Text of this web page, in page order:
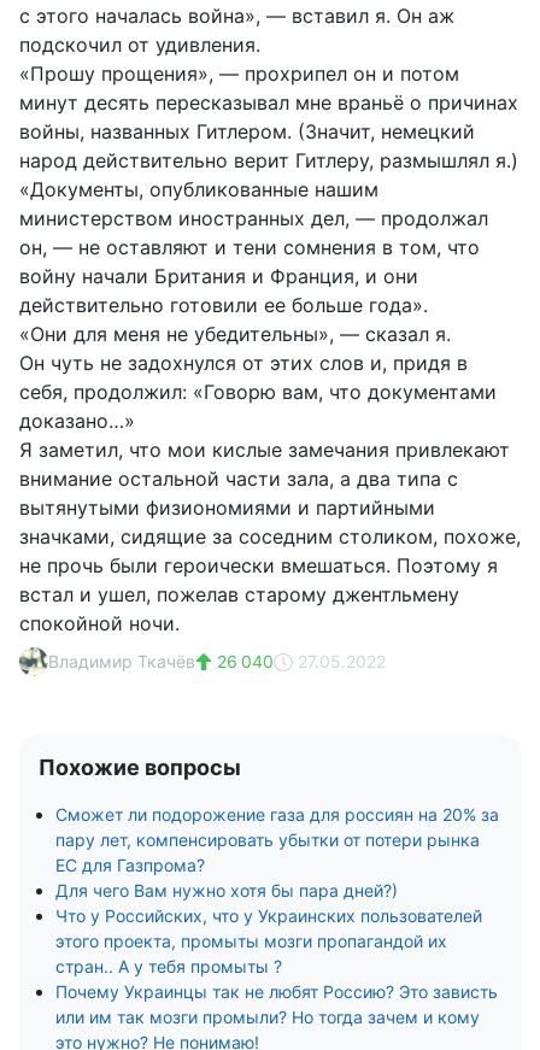
с этого началась война», — вставил я. Он аж
подскочил от удивления.
«Прошу прощения», — прохрипел он и потом
минут десять пересказывал мне враньё о причинах
войны, названных Гитлером. (Значит, немецкий
народ действительно верит Гитлеру, размышлял я.)
«Документы, опубликованные нашим
министерством иностранных дел, — продолжал
он, — не оставляют и тени сомнения в том, что
войну начали Британия и Франция, и они
действительно готовили ее больше года».
«Они для меня не убедительны», — сказал я.
Он чуть не задохнулся от этих слов и, придя в
себя, продолжил: «Говорю вам, что документами
доказано…»
Я заметил, что мои кислые замечания привлекают
внимание остальной части зала, а два типа с
вытянутыми физиономиями и партийными
значками, сидящие за соседним столиком, похоже,
не прочь были героически вмешаться. Поэтому я
встал и ушел, пожелав старому джентльмену
спокойной ночи.
Владимир Ткачёв 26 040 27.05.2022
Похожие вопросы
Сможет ли подорожение газа для россиян на 20% за
пару лет, компенсировать убытки от потери рынка
ЕС для Газпрома?
Для чего Вам нужно хотя бы пара дней?)
Что у Российских, что у Украинских пользователей
этого проекта, промыты мозги пропагандой их
стран.. А у тебя промыты ?
Почему Украинцы так не любят Россию? Это зависть
или им так мозги промыли? Но тогда зачем и кому
это нужно? Не понимаю!